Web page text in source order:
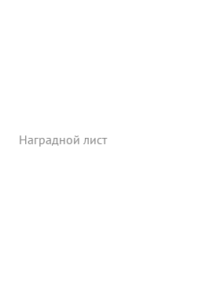
Наградной лист